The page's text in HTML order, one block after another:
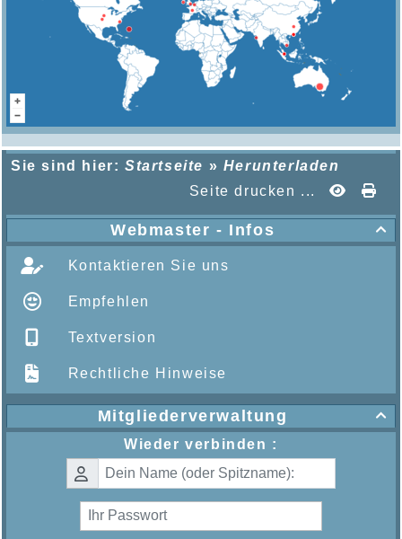
Sie sind hier: Startseite » Herunterladen
Seite drucken ...

Webmaster - Infos
Kontaktieren Sie uns
Empfehlen
Textversion
Rechtliche Hinweise

Mitgliederverwaltung
Wieder verbinden :